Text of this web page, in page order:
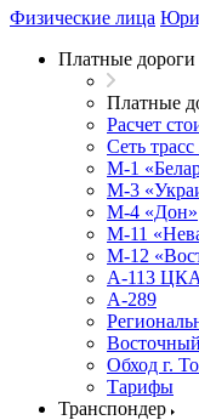
Физические лица
Платные дороги
Платные
Расчет
Сеть
М-1
М-3
М-4 «Дон»
М-11
М-12
А-113
А-289
Обход г.
Тарифы
Транспондер